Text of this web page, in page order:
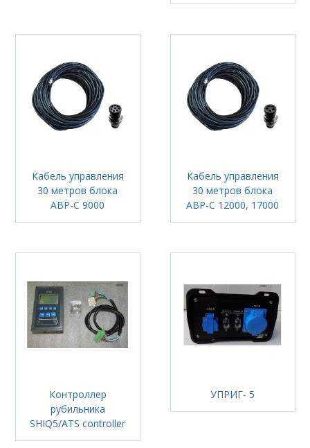
Кабель управления
30 метров блока
АВР-С 9000
Кабель управления
30 метров блока
АВР-С 12000, 17000
Контроллер
рубильника
SHIQ5/ATS controller
УПРИГ- 5